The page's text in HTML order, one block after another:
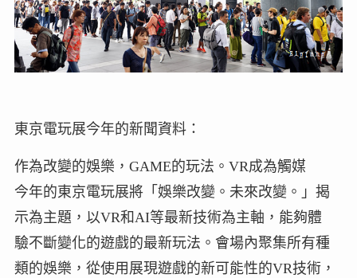
東京電玩展今年的新聞資料：
作為改變的娛樂，GAME的玩法。VR成為觸媒
今年的東京電玩展將「娛樂改變。未來改變。」揭
示為主題，以VR和AI等最新技術為主軸，能夠體
驗不斷變化的遊戲的最新玩法。會場內聚集所有種
類的娛樂，從使用展現遊戲的新可能性的VR技術，